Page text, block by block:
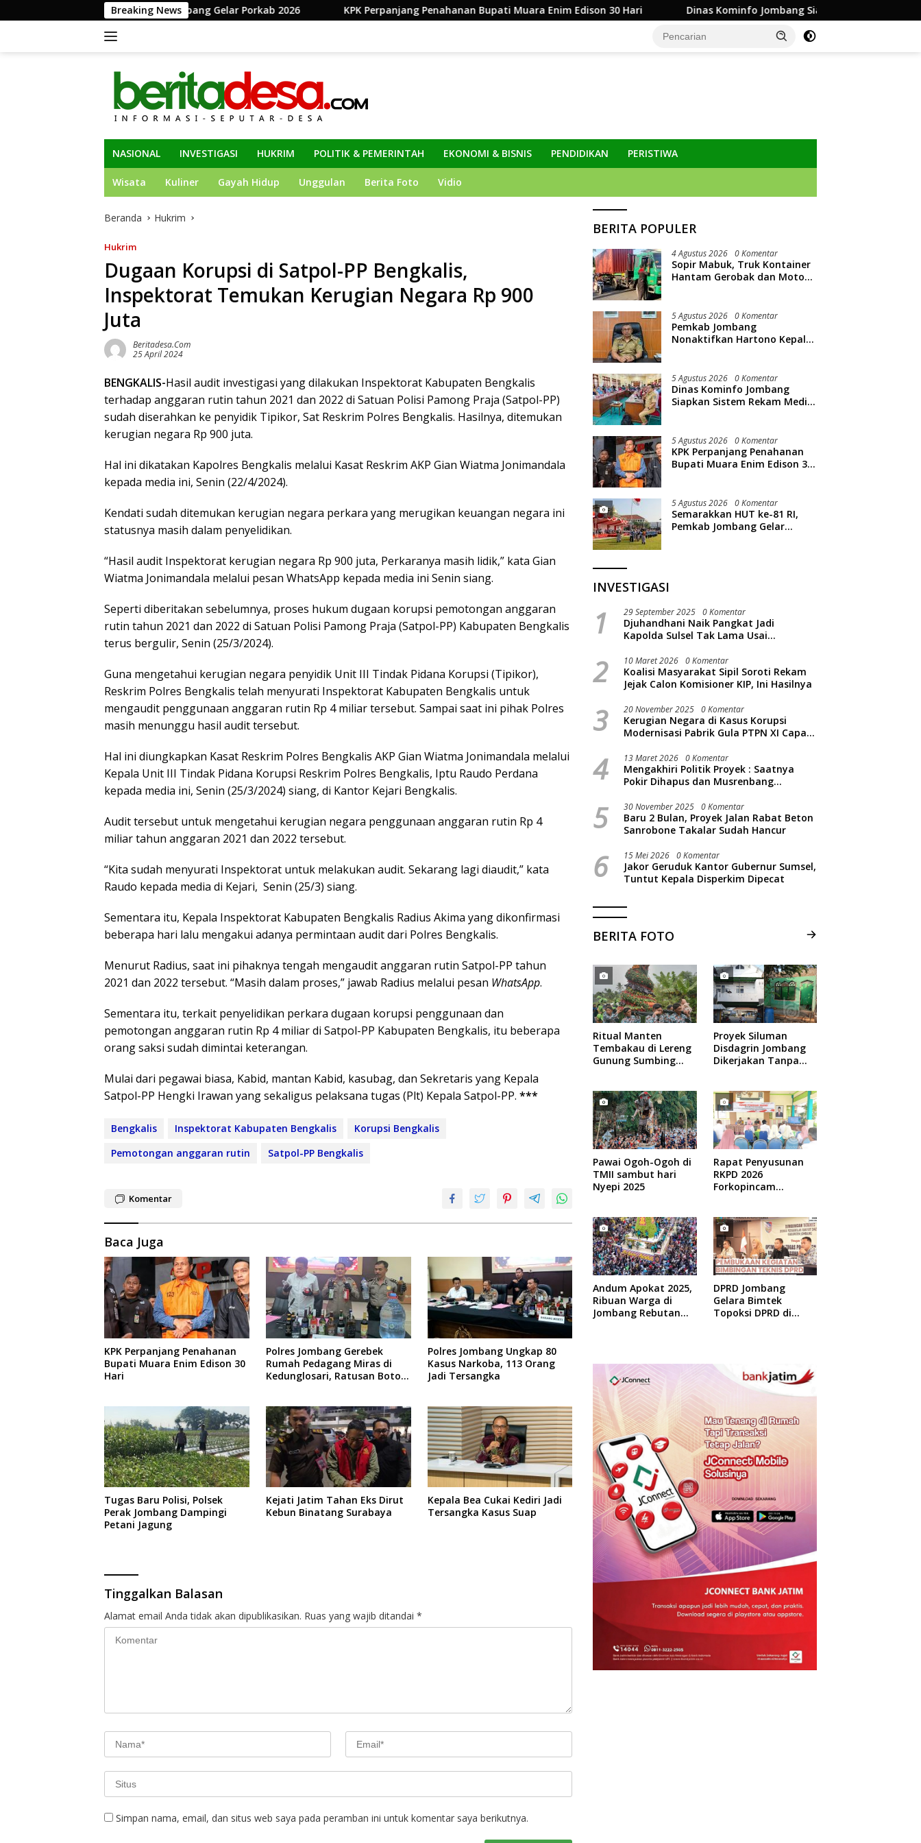
ke
Breaking News
ke-81 RI, Pemkab Jombang Gelar Porkab 2026 KPK Perpanjang Penahanan Bupati Muara Enim Edison 30 Hari Dinas Kominfo Jombang Siapkan Sistem Rekam Medis
NASIONAL INVESTIGASI HUKRIM POLITIK & PEMERINTAH EKONOMI & BISNIS PENDIDIKAN PERISTIWA
Wisata Kuliner Gayah Hidup Unggulan Berita Foto Vidio
Beranda Hukrim
Hukrim
Dugaan Korupsi di Satpol-PP Bengkalis,
Inspektorat Temukan Kerugian Negara Rp 900
Juta
Beritadesa.com
25 April 2024
BENGKALIS-Hasil audit investigasi yang dilakukan Inspektorat Kabupaten Bengkalis
terhadap anggaran rutin tahun 2021 dan 2022 di Satuan Polisi Pamong Praja (Satpol-PP)
sudah diserahkan ke penyidik Tipikor, Sat Reskrim Polres Bengkalis. Hasilnya, ditemukan
kerugian negara Rp 900 juta.
Hal ini dikatakan Kapolres Bengkalis melalui Kasat Reskrim AKP Gian Wiatma Jonimandala
kepada media ini, Senin (22/4/2024).
Kendati sudah ditemukan kerugian negara perkara yang merugikan keuangan negara ini
statusnya masih dalam penyelidikan.
“Hasil audit Inspektorat kerugian negara Rp 900 juta, Perkaranya masih lidik,” kata Gian
Wiatma Jonimandala melalui pesan WhatsApp kepada media ini Senin siang.
Seperti diberitakan sebelumnya, proses hukum dugaan korupsi pemotongan anggaran
rutin tahun 2021 dan 2022 di Satuan Polisi Pamong Praja (Satpol-PP) Kabupaten Bengkalis
terus bergulir, Senin (25/3/2024).
Guna mengetahui kerugian negara penyidik Unit III Tindak Pidana Korupsi (Tipikor),
Reskrim Polres Bengkalis telah menyurati Inspektorat Kabupaten Bengkalis untuk
mengaudit penggunaan anggaran rutin Rp 4 miliar tersebut. Sampai saat ini pihak Polres
masih menunggu hasil audit tersebut.
Hal ini diungkapkan Kasat Reskrim Polres Bengkalis AKP Gian Wiatma Jonimandala melalui
Kepala Unit III Tindak Pidana Korupsi Reskrim Polres Bengkalis, Iptu Raudo Perdana
kepada media ini, Senin (25/3/2024) siang, di Kantor Kejari Bengkalis.
Audit tersebut untuk mengetahui kerugian negara penggunaan anggaran rutin Rp 4
miliar tahun anggaran 2021 dan 2022 tersebut.
“Kita sudah menyurati Inspektorat untuk melakukan audit. Sekarang lagi diaudit,” kata
Raudo kepada media di Kejari, Senin (25/3) siang.
Sementara itu, Kepala Inspektorat Kabupaten Bengkalis Radius Akima yang dikonfirmasi
beberapa hari lalu mengakui adanya permintaan audit dari Polres Bengkalis.
Menurut Radius, saat ini pihaknya tengah mengaudit anggaran rutin Satpol-PP tahun
2021 dan 2022 tersebut. “Masih dalam proses,” jawab Radius melalui pesan WhatsApp.
Sementara itu, terkait penyelidikan perkara dugaan korupsi penggunaan dan
pemotongan anggaran rutin Rp 4 miliar di Satpol-PP Kabupaten Bengkalis, itu beberapa
orang saksi sudah dimintai keterangan.
Mulai dari pegawai biasa, Kabid, mantan Kabid, kasubag, dan Sekretaris yang Kepala
Satpol-PP Hengki Irawan yang sekaligus pelaksana tugas (Plt) Kepala Satpol-PP. ***
Bengkalis Inspektorat Kabupaten Bengkalis
Korupsi Bengkalis
Pemotongan anggaran rutin
Satpol-PP Bengkalis
Komentar
Baca Juga
KPK Perpanjang Penahanan
Bupati Muara Enim Edison 30
Hari
Polres Jombang Gerebek
Rumah Pedagang Miras di
Kedunglosari, Ratusan Botol
Polres Jombang Ungkap 80
Kasus Narkoba, 113 Orang
Jadi Tersangka
Tugas Baru Polisi, Polsek
Perak Jombang Dampingi
Petani Jagung
Kejati Jatim Tahan Eks Dirut
Kebun Binatang Surabaya
Kepala Bea Cukai Kediri Jadi
Tersangka Kasus Suap
Tinggalkan Balasan
Alamat email Anda tidak akan dipublikasikan. Ruas yang wajib ditandai *
Simpan nama, email, dan situs web saya pada peramban ini untuk komentar saya berikutnya.
BERITA POPULER
4 Agustus 2026 0 Komentar
Sopir Mabuk, Truk Kontainer
Hantam Gerobak dan Motor
5 Agustus 2026 0 Komentar
Pemkab Jombang
Nonaktifkan Hartono Kepala
5 Agustus 2026 0 Komentar
Dinas Kominfo Jombang
Siapkan Sistem Rekam Medis
5 Agustus 2026 0 Komentar
KPK Perpanjang Penahanan
Bupati Muara Enim Edison 30
5 Agustus 2026 0 Komentar
Semarakkan HUT ke-81 RI,
Pemkab Jombang Gelar
INVESTIGASI
1 29 September 2025 0 Komentar
Djuhandhani Naik Pangkat Jadi
Kapolda Sulsel Tak Lama Usai
2 10 Maret 2026 0 Komentar
Koalisi Masyarakat Sipil Soroti Rekam
Jejak Calon Komisioner KIP, Ini Hasilnya
3 20 November 2025 0 Komentar
Kerugian Negara di Kasus Korupsi
Modernisasi Pabrik Gula PTPN XI Capai
4 13 Maret 2026 0 Komentar
Mengakhiri Politik Proyek : Saatnya
Pokir Dihapus dan Musrenbang
5 30 November 2025 0 Komentar
Baru 2 Bulan, Proyek Jalan Rabat Beton
Sanrobone Takalar Sudah Hancur
6 15 Mei 2026 0 Komentar
Jakor Geruduk Kantor Gubernur Sumsel,
Tuntut Kepala Disperkim Dipecat
BERITA FOTO
Ritual Manten
Tembakau di Lereng
Gunung Sumbing
Proyek Siluman
Disdagrin Jombang
Dikerjakan Tanpa
Pawai Ogoh-Ogoh di
TMII sambut hari
Nyepi 2025
Rapat Penyusunan
RKPD 2026
Forkopincam
Andum Apokat 2025,
Ribuan Warga di
Jombang Rebutan
DPRD Jombang
Gelara Bimtek
Topoksi DPRD di